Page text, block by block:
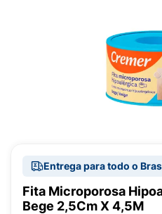
Entrega para todo o
Fita Microporosa
Bege 2,5Cm X 4,5M